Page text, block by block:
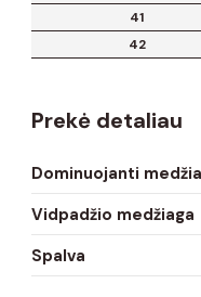
41
42
Prekė detaliau
Dominuojanti
Vidpadžio medžiaga
Spalva